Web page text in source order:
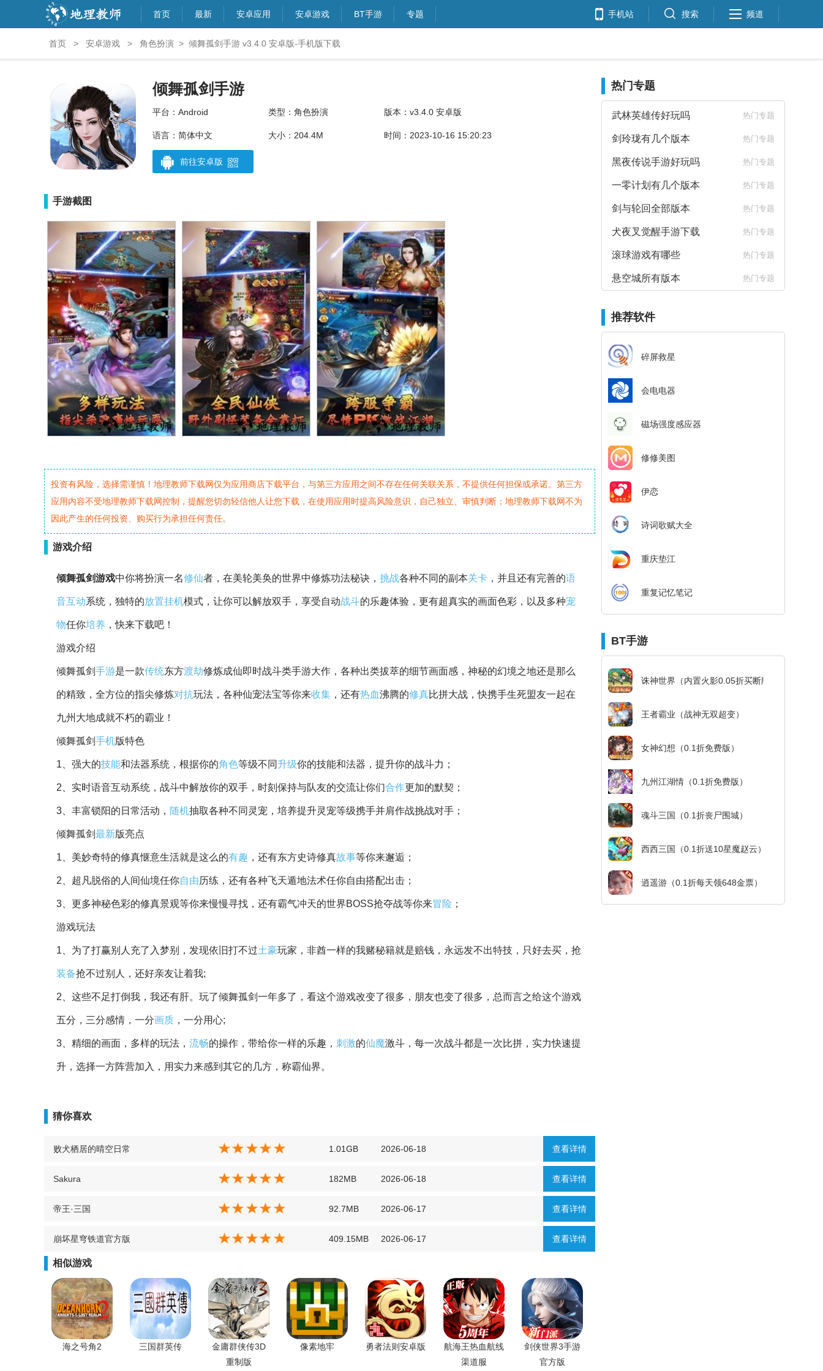
首页 最新 安卓应用 安卓游戏 BT手游 专题 手机站 搜索 频道
首页 > 安卓游戏 > 角色扮演 > 倾舞孤剑手游 v3.4.0 安卓版-手机版下载
倾舞孤剑手游
平台：Android 类型：角色扮演 版本：v3.4.0 安卓版
语言：简体中文 大小：204.4M 时间：2023-10-16 15:20:23
前往安卓版
手游截图
投资有风险，选择需谨慎！地理教师下载网仅为应用商店下载平台，与第三方应用之间不存在任何关联关系，不提供任何担保或承诺。第三方
应用内容不受地理教师下载网控制，提醒您切勿轻信他人让您下载，在使用应用时提高风险意识，自己独立、审慎判断；地理教师下载网不为
因此产生的任何投资、购买行为承担任何责任。
游戏介绍
倾舞孤剑游戏中你将扮演一名修仙者，在美轮美奂的世界中修炼功法秘诀， 挑战各种不同的副本关卡 ，并且还有完善的语
音互动系统，独特的放置挂机模式，让你可以解放双手，享受自动战斗的乐趣体验，更有超真实的画面色彩，以及多种宠
物任你培养 ，快来下载吧！
游戏介绍
倾舞孤剑手游是一款传统东方渡劫修炼成仙即时战斗类手游大作，各种出类拔萃的细节画面感，神秘的幻境之地还是那么
的精致，全方位的指尖修炼对抗玩法，各种仙宠法宝等你来收集 ，还有热血沸腾的修真比拼大战，快携手生死盟友一起在
九州大地成就不朽的霸业！
倾舞孤剑手机版特色
1、强大的技能和法器系统，根据你的角色等级不同 升级你的技能和法器，提升你的战斗力；
2、实时语音互动系统，战斗中解放你的双手，时刻保持与队友的交流让你们合作更加的默契；
3、丰富锁阳的日常活动， 随机抽取各种不同灵宠，培养提升灵宠等级携手并肩作战挑战对手；
倾舞孤剑最新版亮点
1、美妙奇特的修真惬意生活就是这么的有趣 ，还有东方史诗修真故事等你来邂逅；
2、超凡脱俗的人间仙境任你自由历练，还有各种飞天遁地法术任你自由搭配出击；
3、更多神秘色彩的修真景观等你来慢慢寻找，还有霸气冲天的世界BOSS抢夺战等你来冒险 ；
游戏玩法
1、为了打赢别人充了入梦别，发现依旧打不过土豪玩家，非酋一样的我赌秘籍就是赔钱，永远发不出特技，只好去买，抢
装备抢不过别人，还好亲友让着我;
2、这些不足打倒我，我还有肝。玩了倾舞孤剑一年多了，看这个游戏改变了很多，朋友也变了很多，总而言之给这个游戏
五分，三分感情，一分画质 ，一分用心;
3、精细的画面，多样的玩法， 流畅的操作，带给你一样的乐趣， 刺激的仙魔激斗，每一次战斗都是一次比拼，实力快速提
升，选择一方阵营加入，用实力来感到其它的几方，称霸仙界。
猜你喜欢
查看详情
败犬栖居的晴空日常 1.01GB 2026-06-18
查看详情
Sakura 182MB 2026-06-18
查看详情
帝王·三国 92.7MB 2026-06-17
查看详情
崩坏星穹铁道官方版 409.15MB 2026-06-17
相似游戏
海之号角2 三国群英传
金庸群侠传3D
重制版
像素地牢 勇者法则安卓版
航海王热血航线
渠道服
剑侠世界3手游
官方版
热门专题
武林英雄传好玩吗 热门专题
剑玲珑有几个版本 热门专题
黑夜传说手游好玩吗 热门专题
一零计划有几个版本 热门专题
剑与轮回全部版本 热门专题
犬夜叉觉醒手游下载 热门专题
滚球游戏有哪些 热门专题
悬空城所有版本 热门专题
推荐软件
碎屏救星
会电电器
磁场强度感应器
修修美图
伊恋
诗词歌赋大全
重庆垫江
重复记忆笔记
BT手游
诛神世界（内置火影0.05折买断版）
王者霸业（战神无双超变）
女神幻想（0.1折免费版）
九州江湖情（0.1折免费版）
魂斗三国（0.1折丧尸围城）
西西三国（0.1折送10星魔赵云）
逍遥游（0.1折每天领648金票）